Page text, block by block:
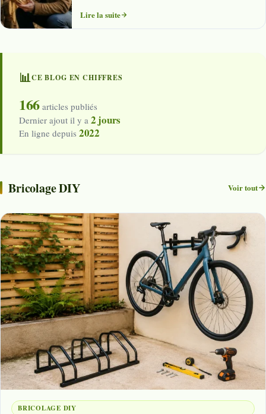
Lire la suite
📊CE BLOG EN CHIFFRES
166articles publiés
Dernier ajout il y a 2 jours
En ligne depuis 2022
Bricolage DIY Voir tout
BRICOLAGE DIY